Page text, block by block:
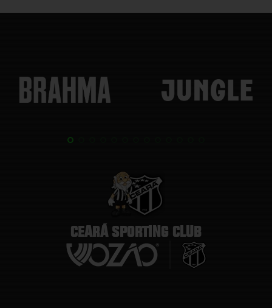
CEARÁ SPORTING CLUB